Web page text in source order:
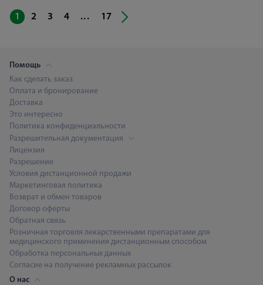
1 2 3 4 ... 17
Помощь
Как сделать заказ
Оплата и бронирование
Доставка
Это интересно
Политика конфиденциальности
Разрешительная документация
Лицензия
Разрешение
Условия дистанционной продажи
Маркетинговая политика
Возврат и обмен товаров
Договор оферты
Обратная связь
Розничная торговля лекарственными препаратами для
медицинского применения дистанционным способом
Обработка персональных данных
Согласие на получение рекламных рассылок
О нас